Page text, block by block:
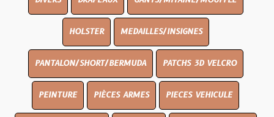
HOLSTER MEDAILLES/INSIGNES
PANTALON/SHORT/BERMUDA PATCHS 3D VELCRO
PEINTURE PIÈCES ARMES PIECES VEHICULE